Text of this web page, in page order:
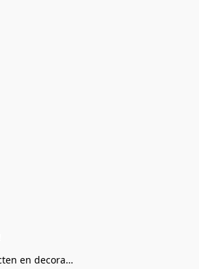
Interieurobjecten en decoratie